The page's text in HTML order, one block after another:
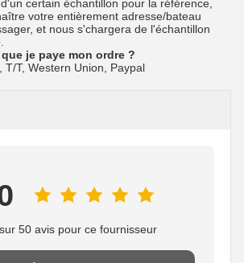
certain échantillon pour la référence,
votre entièrement adresse/bateau
et nous s'chargera de l'échantillon
je paye mon ordre ?
T/T, Western Union, Paypal
50 avis pour ce fournisseur